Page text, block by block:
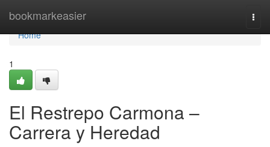
bookmarkeasier
Home
Home
1
El Restrepo Carmona –
Carrera y Heredad